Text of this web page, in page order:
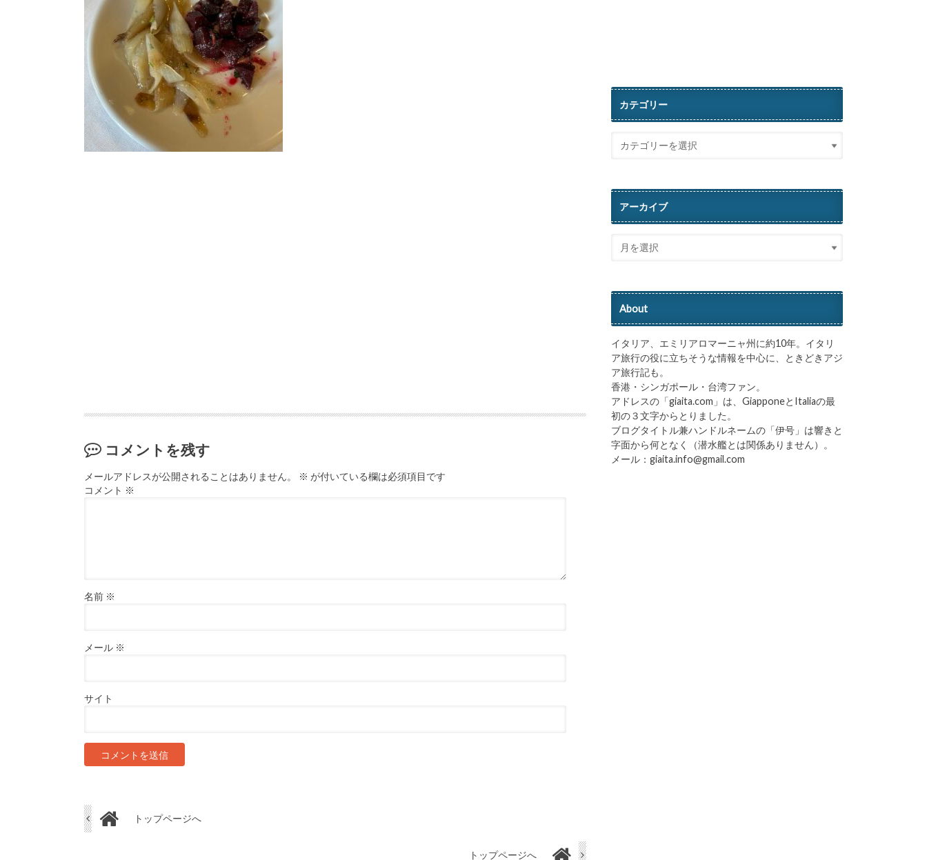
コメントを残す
メールアドレスが公開されることはありません。 ※ が付いている欄は必須項目です
コメント ※
名前 ※
メール ※
サイト
トップページへ
トップページへ
カテゴリー
アーカイブ
About
イタリア、エミリアロマーニャ州に約10年。イタリ
ア旅行の役に立ちそうな情報を中心に、ときどきアジ
ア旅行記も。
香港・シンガポール・台湾ファン。
アドレスの「giaita.com」は、GiapponeとItaliaの最
初の３文字からとりました。
ブログタイトル兼ハンドルネームの「伊号」は響きと
字面から何となく（潜水艦とは関係ありません）。
メール：giaita.info@gmail.com